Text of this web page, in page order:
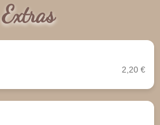
Extras
2,20 €